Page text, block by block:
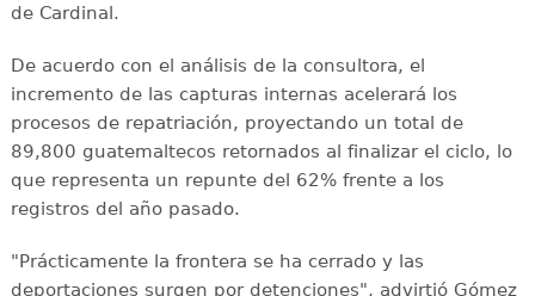
de Cardinal.
De acuerdo con el análisis de la consultora, el
incremento de las capturas internas acelerará los
procesos de repatriación, proyectando un total de
89,800 guatemaltecos retornados al finalizar el ciclo, lo
que representa un repunte del 62% frente a los
registros del año pasado.
"Prácticamente la frontera se ha cerrado y las
deportaciones surgen por detenciones", advirtió Gómez